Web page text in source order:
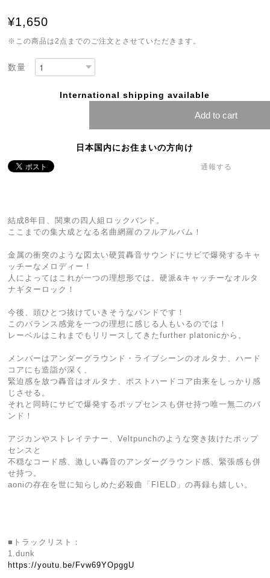
¥1,650
※この商品は2点までのご注文とさせていただきます。
数量
International shipping available
Add to cart
日本国内にお住まいの方向け
通報する
結成8年目、関東の四人組ロックバンド。
ここまでの集大成となる名曲網羅のフルアルバム！
金属の衝突のような図太い硬質轟音サウンドにサビで爆発するキャ
ッチーなメロディー！
人によってはこれが一つの理想形では。硬派&キャッチーなオルタ
ナギターロック！
今後、頭ひとつ抜けていきそうなバンドです！
このバランス感覚を一つの理想に感じる人もいるのでは！
レーベルはこれまでもリリースしてきたfurther platonicから。
メンバーはアンダーグラウンド・ライブシーンのオルタナ、ハード
コアにも造詣が深く、
緊迫感を放つ轟音はオルタナ、ポストハードコア由来をしっかり感
じさせる。
それと同時にサビで爆発するポップセンスも併せ持つ唯一無二のバ
ンド！
アジカンやストレイテナー、Veltpunchのような突き抜けたポップ
センスと
不穏なコード感、激しい轟音のアンダーグラウンド感、緊張感も併
せ持つ。
aoniの存在を世に知らしめた必殺曲「FIELD」の再録も嬉しい。
■トラックリスト：
1.dunk
https://youtu.be/Fvw69YOpggU